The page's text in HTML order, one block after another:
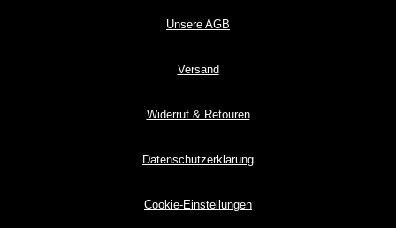
Unsere AGB
Versand
Widerruf & Retouren
Datenschutzerklärung
Cookie-Einstellungen